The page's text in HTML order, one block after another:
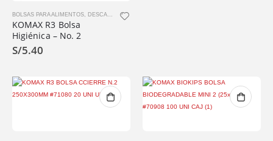
BOLSAS PARA ALIMENTOS DESCARTABLES
KOMAX R3 Bolsa
Higiénica – No. 2
S/5.40